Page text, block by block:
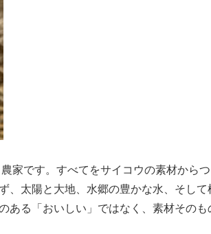
家です。すべてをサイコウの素材から
、太陽と大地、水郷の豊かな水、そし
ある「おいしい」ではなく、素材その